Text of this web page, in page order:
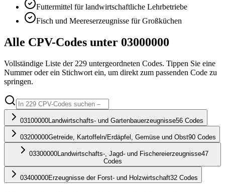
Futtermittel für landwirtschaftliche Lehrbetriebe
Fisch und Meereserzeugnisse für Großküchen
Alle CPV-Codes unter 03000000
Vollständige Liste der 229 untergeordneten Codes. Tippen Sie eine
Nummer oder ein Stichwort ein, um direkt zum passenden Code zu
springen.
03100000Landwirtschafts- und Gartenbauerzeugnisse56 Codes
03200000Getreide, Kartoffeln/Erdäpfel, Gemüse und Obst90 Codes
03300000Landwirtschafts-, Jagd- und Fischereierzeugnisse47
Codes
03400000Erzeugnisse der Forst- und Holzwirtschaft32 Codes